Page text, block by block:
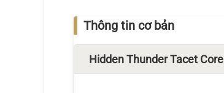
Thông tin cơ bản
Hidden Thunder Tacet Core